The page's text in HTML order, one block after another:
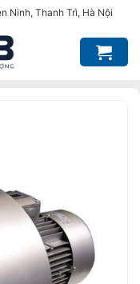
Ninh, Thanh Trì, Hà Nội